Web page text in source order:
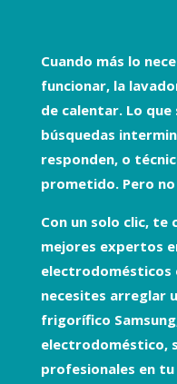
Cuando más lo
funcionar, la
de calentar. Lo que
búsquedas
responden, o
prometido. Pero
Con un solo clic, te
mejores expertos
electrodomésticos
necesites arreglar
frigorífico Samsung
electrodoméstico,
profesionales en